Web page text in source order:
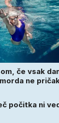
če vsak
ne
počitka ni